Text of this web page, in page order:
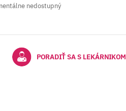
nedostupný
PORADIŤ SA S LEKÁRNIKOM